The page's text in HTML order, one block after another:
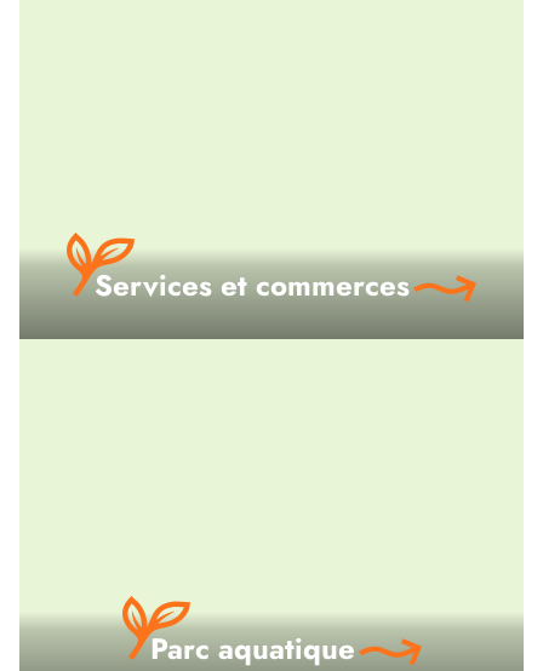
Services et commerces
Parc aquatique